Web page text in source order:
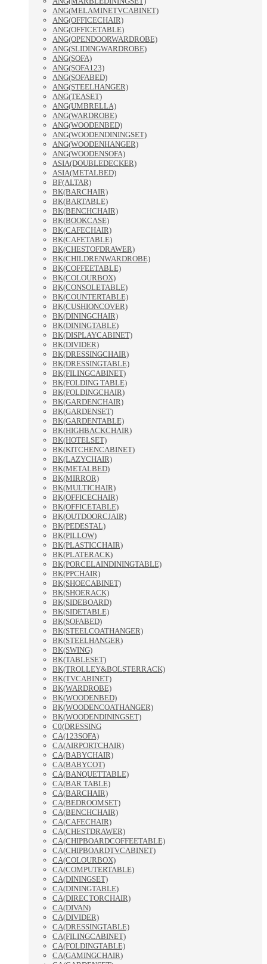
ANG(MELAMINETVCABINET)
ANG(OFFICECHAIR)
ANG(OFFICETABLE)
ANG(OPENDOORWARDROBE)
ANG(SLIDINGWARDROBE)
ANG(SOFA)
ANG(SOFA123)
ANG(SOFABED)
ANG(STEELHANGER)
ANG(TEASET)
ANG(UMBRELLA)
ANG(WARDROBE)
ANG(WOODENBED)
ANG(WOODENDININGSET)
ANG(WOODENHANGER)
ANG(WOODENSOFA)
ASIA(DOUBLEDECKER)
ASIA(METALBED)
BF(ALTAR)
BK(BARCHAIR)
BK(BARTABLE)
BK(BENCHCHAIR)
BK(BOOKCASE)
BK(CAFECHAIR)
BK(CAFETABLE)
BK(CHESTOFDRAWER)
BK(CHILDRENWARDROBE)
BK(COFFEETABLE)
BK(COLOURBOX)
BK(CONSOLETABLE)
BK(COUNTERTABLE)
BK(CUSHIONCOVER)
BK(DININGCHAIR)
BK(DININGTABLE)
BK(DISPLAYCABINET)
BK(DIVIDER)
BK(DRESSINGCHAIR)
BK(DRESSINGTABLE)
BK(FILINGCABINET)
BK(FOLDING TABLE)
BK(FOLDINGCHAIR)
BK(GARDENCHAIR)
BK(GARDENSET)
BK(GARDENTABLE)
BK(HIGHBACKCHAIR)
BK(HOTELSET)
BK(KITCHENCABINET)
BK(LAZYCHAIR)
BK(METALBED)
BK(MIRROR)
BK(MULTICHAIR)
BK(OFFICECHAIR)
BK(OFFICETABLE)
BK(OUTDOORCJAIR)
BK(PEDESTAL)
BK(PILLOW)
BK(PLASTICCHAIR)
BK(PLATERACK)
BK(PORCELAINDININGTABLE)
BK(PPCHAIR)
BK(SHOECABINET)
BK(SHOERACK)
BK(SIDEBOARD)
BK(SIDETABLE)
BK(SOFABED)
BK(STEELCOATHANGER)
BK(STEELHANGER)
BK(SWING)
BK(TABLESET)
BK(TROLLEY&BOLSTERRACK)
BK(TVCABINET)
BK(WARDROBE)
BK(WOODENBED)
BK(WOODENCOATHANGER)
BK(WOODENDININGSET)
C0(DRESSING
CA(123SOFA)
CA(AIRPORTCHAIR)
CA(BABYCHAIR)
CA(BABYCOT)
CA(BANQUETTABLE)
CA(BAR TABLE)
CA(BARCHAIR)
CA(BEDROOMSET)
CA(BENCHCHAIR)
CA(CAFECHAIR)
CA(CHESTDRAWER)
CA(CHIPBOARDCOFFEETABLE)
CA(CHIPBOARDTVCABINET)
CA(COLOURBOX)
CA(COMPUTERTABLE)
CA(DININGSET)
CA(DININGTABLE)
CA(DIRECTORCHAIR)
CA(DIVAN)
CA(DIVIDER)
CA(DRESSINGTABLE)
CA(FILINGCABINET)
CA(FOLDINGTABLE)
CA(GAMINGCHAIR)